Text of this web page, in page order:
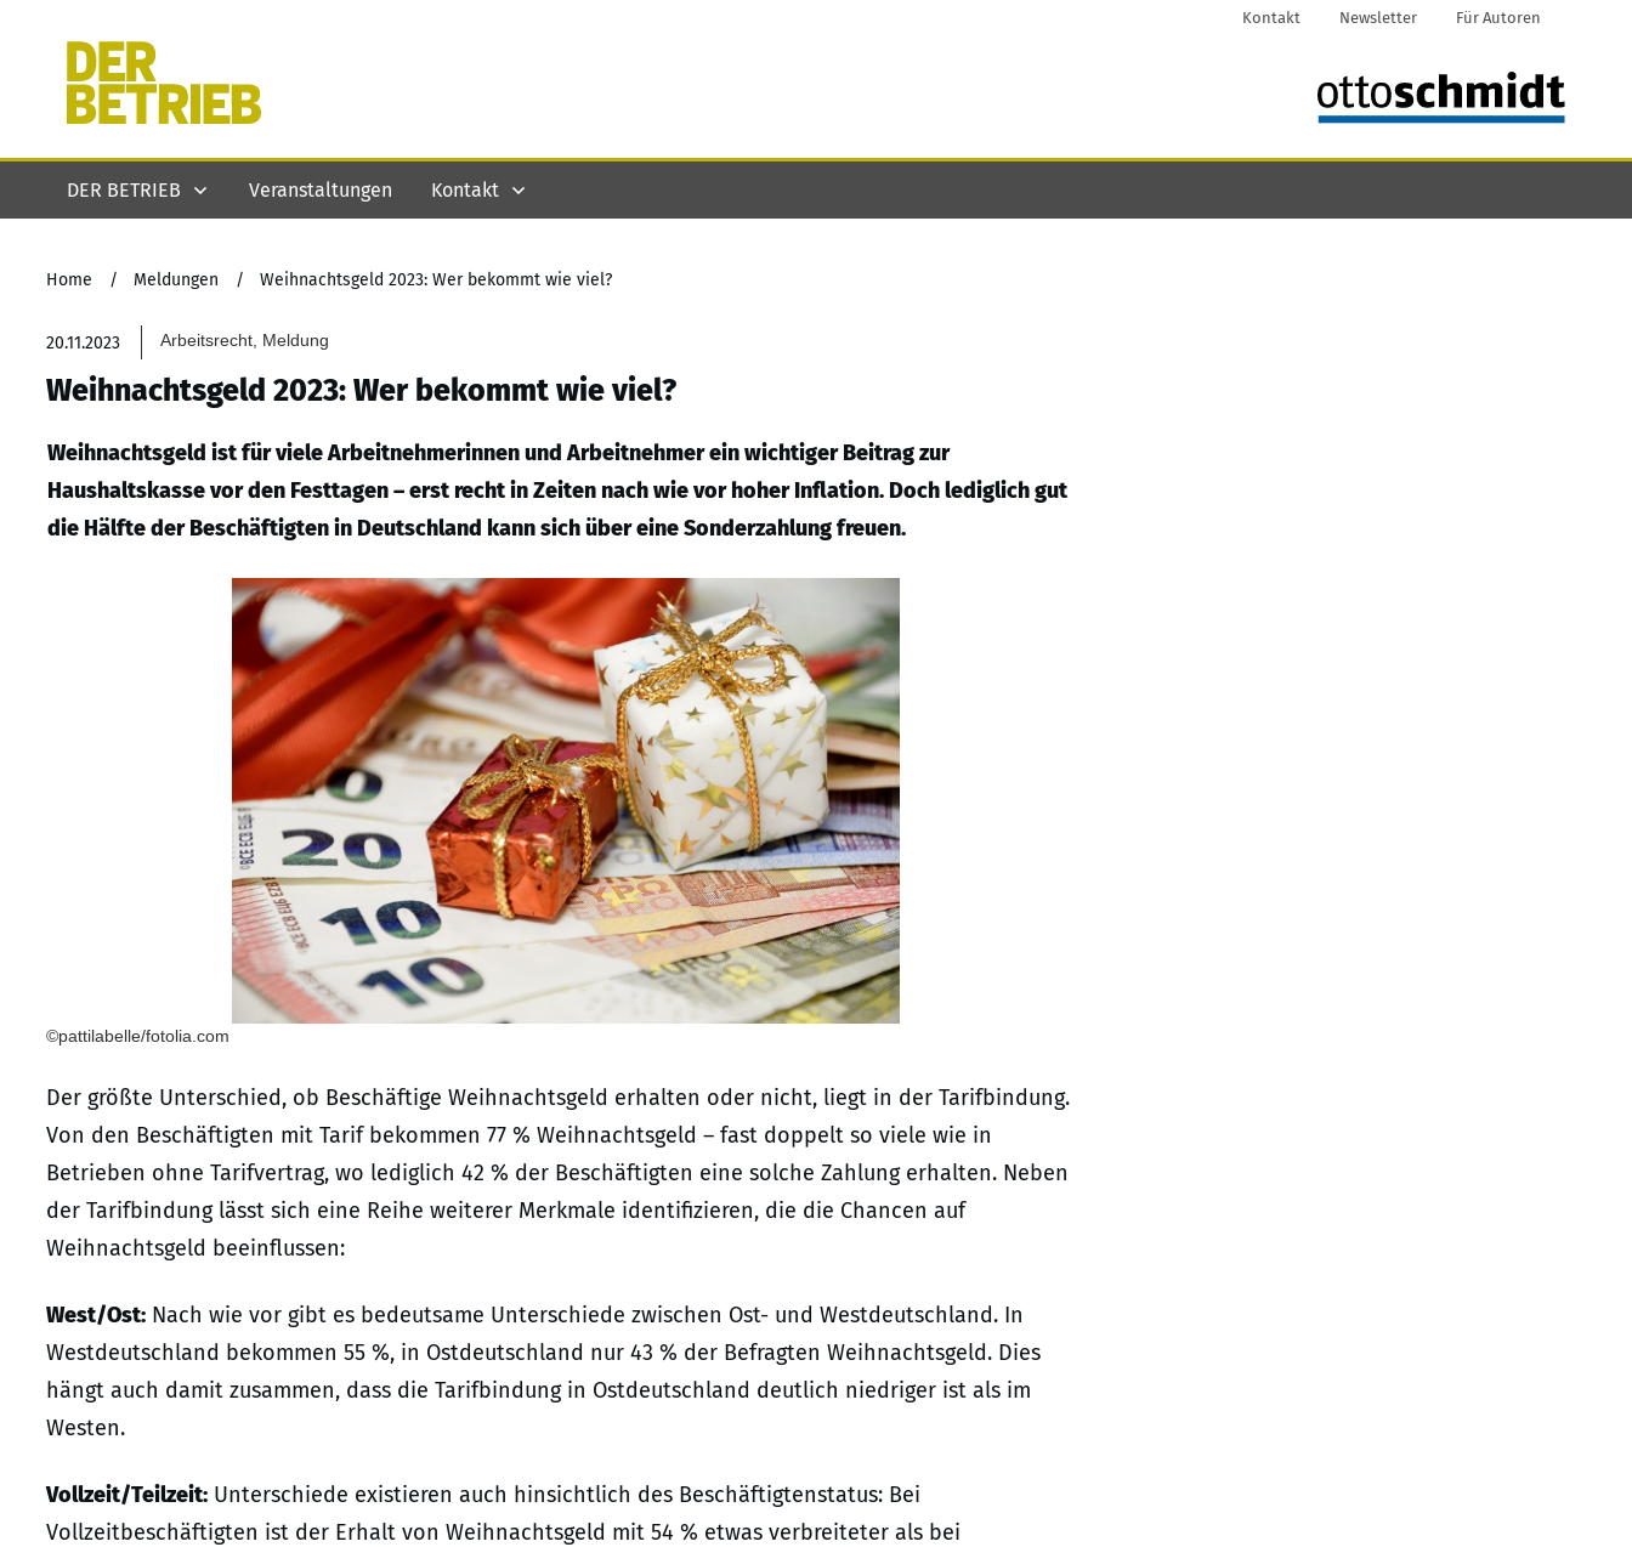
Kontakt Newsletter Für Autoren
DER BETRIEB Veranstaltungen Kontakt
Home / Meldungen / Weihnachtsgeld 2023: Wer bekommt wie viel?
20.11.2023 Arbeitsrecht, Meldung
Weihnachtsgeld 2023: Wer bekommt wie viel?
Weihnachtsgeld ist für viele Arbeitnehmerinnen und Arbeitnehmer ein wichtiger Beitrag zur
Haushaltskasse vor den Festtagen – erst recht in Zeiten nach wie vor hoher Inflation. Doch lediglich gut
die Hälfte der Beschäftigten in Deutschland kann sich über eine Sonderzahlung freuen.
©pattilabelle/fotolia.com
Der größte Unterschied, ob Beschäftige Weihnachtsgeld erhalten oder nicht, liegt in der Tarifbindung.
Von den Beschäftigten mit Tarif bekommen 77 % Weihnachtsgeld – fast doppelt so viele wie in
Betrieben ohne Tarifvertrag, wo lediglich 42 % der Beschäftigten eine solche Zahlung erhalten. Neben
der Tarifbindung lässt sich eine Reihe weiterer Merkmale identifizieren, die die Chancen auf
Weihnachtsgeld beeinflussen:
West/Ost: Nach wie vor gibt es bedeutsame Unterschiede zwischen Ost- und Westdeutschland. In
Westdeutschland bekommen 55 %, in Ostdeutschland nur 43 % der Befragten Weihnachtsgeld. Dies
hängt auch damit zusammen, dass die Tarifbindung in Ostdeutschland deutlich niedriger ist als im
Westen.
Vollzeit/Teilzeit: Unterschiede existieren auch hinsichtlich des Beschäftigtenstatus: Bei
Vollzeitbeschäftigten ist der Erhalt von Weihnachtsgeld mit 54 % etwas verbreiteter als bei